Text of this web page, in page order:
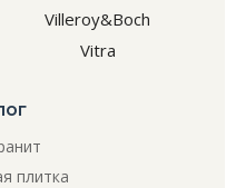
Villeroy&Boch
Vitra
плитка